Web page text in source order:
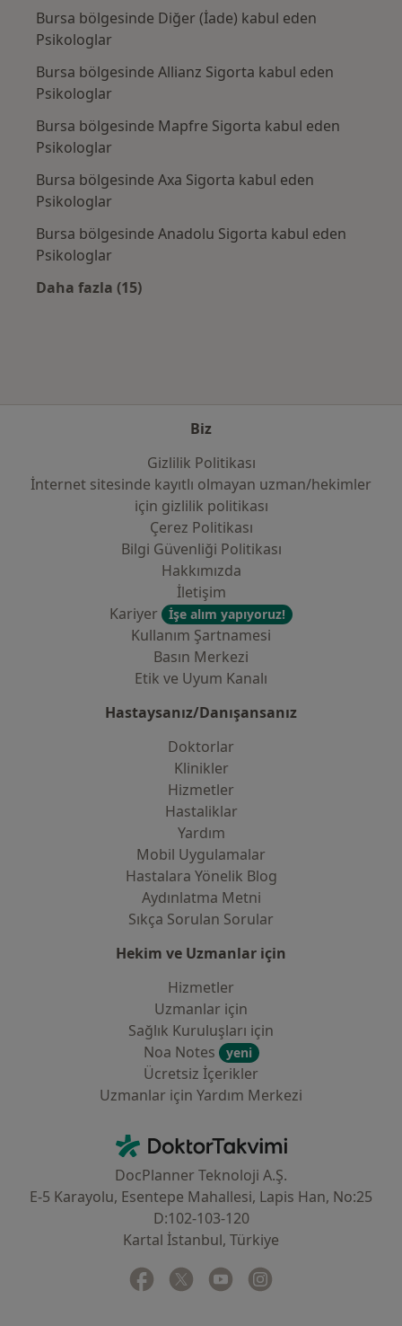
Bursa bölgesinde Diğer (İade) kabul eden
Psikologlar
Bursa bölgesinde Allianz Sigorta kabul eden
Psikologlar
Bursa bölgesinde Mapfre Sigorta kabul eden
Psikologlar
Bursa bölgesinde Axa Sigorta kabul eden
Psikologlar
Bursa bölgesinde Anadolu Sigorta kabul eden
Psikologlar
Daha fazla (15)
Biz
Gizlilik Politikası
İnternet sitesinde kayıtlı olmayan uzman/hekimler
i̇çin gizlilik politikası
Çerez Politikası
Bilgi Güvenliği Politikası
Hakkımızda
İletişim
Kariyer
İşe alım yapıyoruz!
Kullanım Şartnamesi
Basın Merkezi
Etik ve Uyum Kanalı
Hastaysanız/Danışansanız
Doktorlar
Klinikler
Hizmetler
Hastaliklar
Yardım
Mobil Uygulamalar
Hastalara Yönelik Blog
Aydınlatma Metni
Sıkça Sorulan Sorular
Hekim ve Uzmanlar için
Hizmetler
Uzmanlar için
Sağlık Kuruluşları için
Noa Notes
yeni
Ücretsiz İçerikler
Uzmanlar için Yardım Merkezi
DoktorTakvimi - Ana Sayfa
DocPlanner Teknoloji A.Ş.
E-5 Karayolu, Esentepe Mahallesi, Lapis Han, No:25
D:102-103-120
Kartal İstanbul, Türkiye
Facebook
yeni bir sekmede açılır
Twitter
yeni bir sekmede açılır
Youtube
yeni bir sekmede açılır